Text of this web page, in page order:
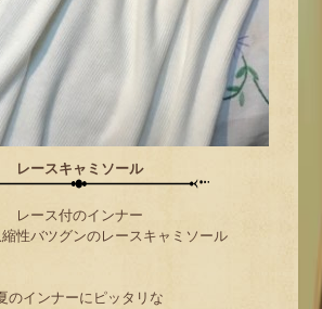
レースキャミソール
レース付のインナー
性バツグンのレースキャミソール
のインナーにピッタリな